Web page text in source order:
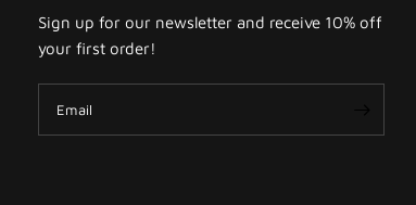
Sign up for our newsletter and receive 10% off
your first order!
Email